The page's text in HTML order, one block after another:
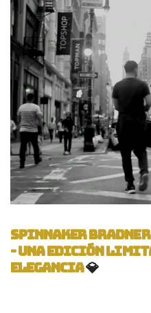
Spinnaker
- Una Edición
Elegancia💎